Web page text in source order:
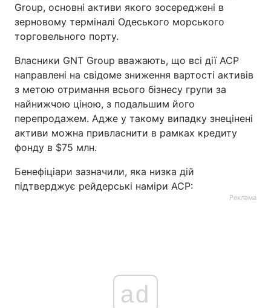
Тема оформлення
Group, основні активи якого зосереджені в
зерновому терміналі Одеського морського
торговельного порту.
Власники GNT Group вважають, що всі дії АСР
направлені на свідоме зниження вартості активів
з метою отримання всього бізнесу групи за
найнижчою ціною, з подальшим його
перепродажем. Адже у такому випадку знецінені
активи можна привласнити в рамках кредиту
фонду в $75 млн.
Бенефіціари зазначили, яка низка дій
підтверджує рейдерські наміри АСР:
Реклама
ad